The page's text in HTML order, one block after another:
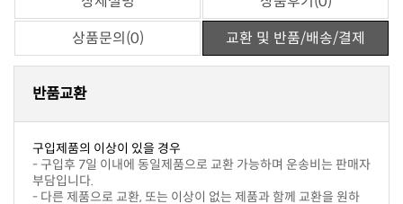
상품문의(0)
교환 및 반품/배송/결제
반품교환
구입제품의 이상이 있을 경우
부담입니다.